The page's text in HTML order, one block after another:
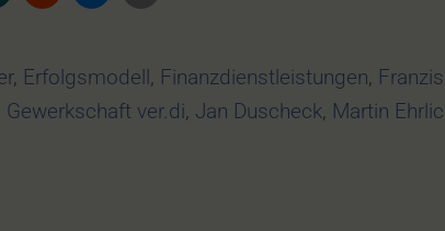
, Erfolgsmodell, Finanzdienstleistungen,
Gewerkschaft ver.di, Jan Duscheck, Martin